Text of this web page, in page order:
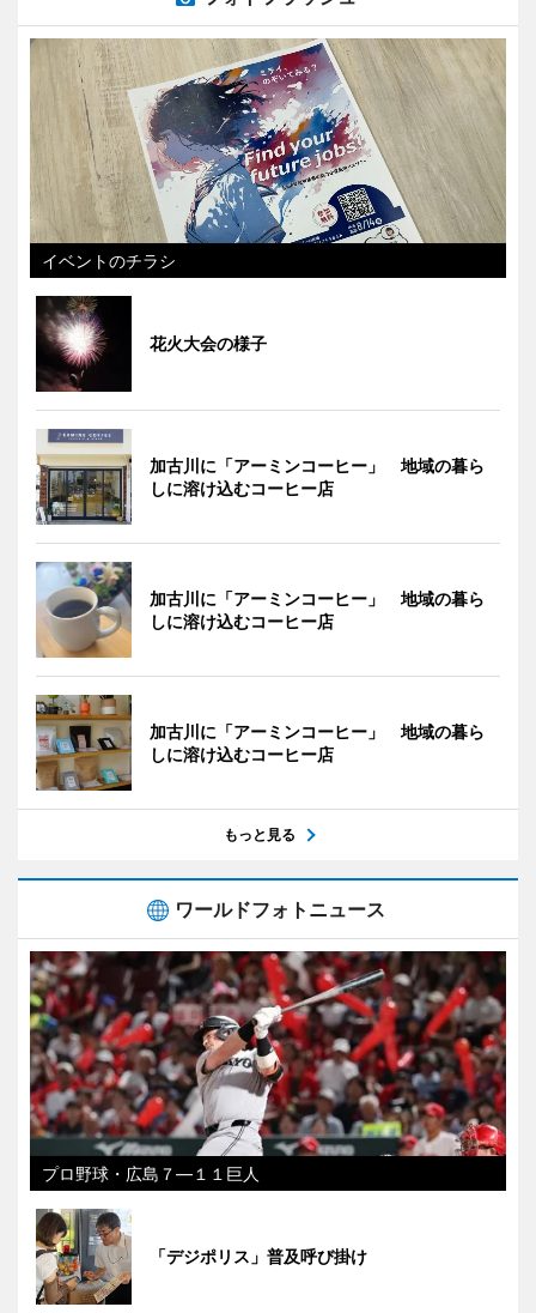
イベントのチラシ
花火大会の様子
加古川に「アーミンコーヒー」 地域の暮ら
しに溶け込むコーヒー店
加古川に「アーミンコーヒー」 地域の暮ら
しに溶け込むコーヒー店
加古川に「アーミンコーヒー」 地域の暮ら
しに溶け込むコーヒー店
もっと見る
ワールドフォトニュース
プロ野球・広島７―１１巨人
「デジポリス」普及呼び掛け